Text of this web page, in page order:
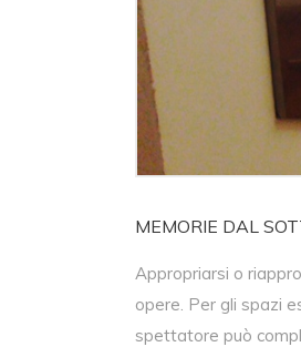
MEMORIE DAL
Appropriarsi o
opere. Per gli spazi
spettatore può